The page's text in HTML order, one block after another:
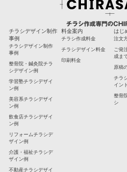
チラシ作成専門の
チラシデザイン制作
事例
チラシデザイン制作
事例
整骨院・鍼灸院チラ
シデザイン例
学習塾チラシデザイ
ン例
美容系チラシデザイ
ン例
飲食店チラシデザイ
ン例
リフォームチラシデ
ザイン例
介護・福祉チラシデ
ザイン例
不動産チラシデザイ
料金案内
チラシ作成料金
チラシデザイン料金
印刷料金
はじ
注文
ご発
成ま
原稿
チラ
イン
整骨
シ